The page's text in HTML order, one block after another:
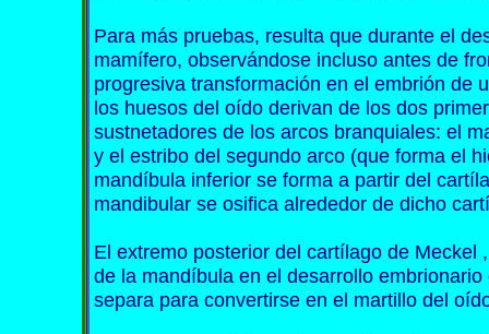
Para más pruebas, resulta que durante el
mamífero, observándose incluso antes de
progresiva transformación en el embrión de
los huesos del oído derivan de los dos
sustnetadores de los arcos branquiales: el
y el estribo del segundo arco (que forma el
mandíbula inferior se forma a partir del
mandibular se osifica alrededor de dicho
El extremo posterior del cartílago de Meckel
de la mandíbula en el desarrollo
separa para convertirse en el martillo del